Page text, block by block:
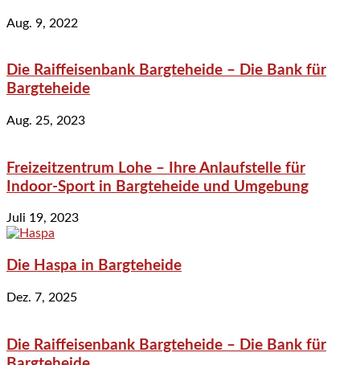
Aug. 9, 2022
Die Raiffeisenbank Bargteheide – Die Bank für
Bargteheide
Aug. 25, 2023
Freizeitzentrum Lohe – Ihre Anlaufstelle für
Indoor-Sport in Bargteheide und Umgebung
Juli 19, 2023
Die Haspa in Bargteheide
Dez. 7, 2025
Die Raiffeisenbank Bargteheide – Die Bank für